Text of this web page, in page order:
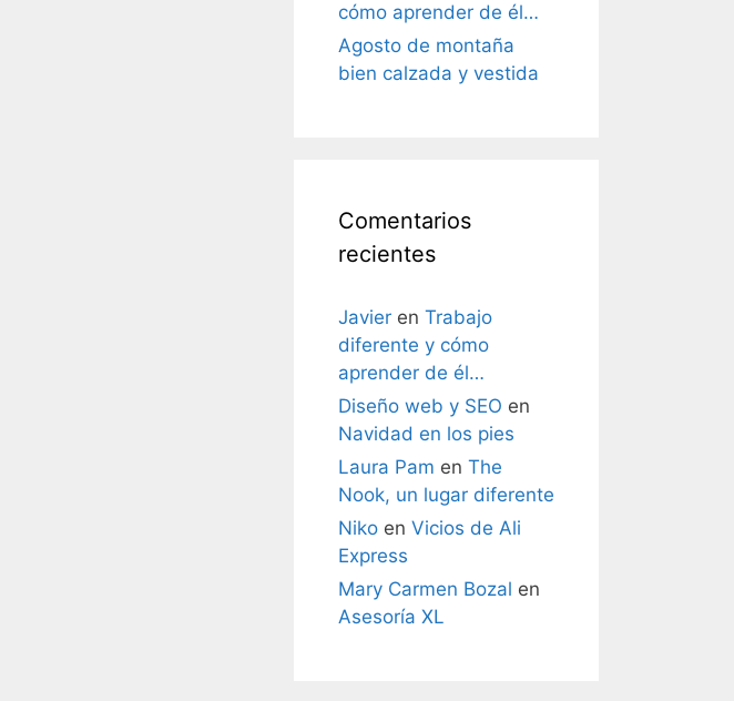
cómo aprender de él…
Agosto de montaña
bien calzada y vestida
Comentarios
recientes
Javier en Trabajo
diferente y cómo
aprender de él…
Diseño web y SEO en
Navidad en los pies
Laura Pam en The
Nook, un lugar diferente
Niko en Vicios de Ali
Express
Mary Carmen Bozal en
Asesoría XL